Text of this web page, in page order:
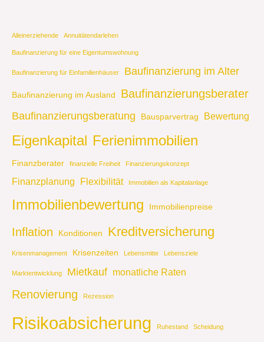
Alleinerziehende Annuitätendarlehen
Baufinanzierung für eine Eigentumswohnung
Baufinanzierung für Einfamilienhäuser Baufinanzierung im Alter
Baufinanzierung im Ausland Baufinanzierungsberater
Baufinanzierungsberatung Bausparvertrag Bewertung
Eigenkapital Ferienimmobilien
Finanzberater finanzielle Freiheit Finanzierungskonzept
Finanzplanung Flexibilität Immobilien als Kapitalanlage
Immobilienbewertung Immobilienpreise
Inflation Konditionen Kreditversicherung
Krisenmanagement Krisenzeiten Lebensmitte Lebensziele
Marktentwicklung Mietkauf monatliche Raten
Renovierung Rezession
Risikoabsicherung Ruhestand Scheidung